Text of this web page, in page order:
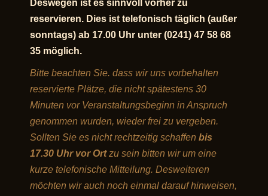
Deswegen ist es sinnvoll vorher zu
reservieren. Dies ist telefonisch täglich (außer
sonntags) ab 17.00 Uhr unter (0241) 47 58 68
35 möglich.
Bitte beachten Sie. dass wir uns vorbehalten
reservierte Plätze, die nicht spätestens 30
Minuten vor Veranstaltungsbeginn in Anspruch
genommen wurden, wieder frei zu vergeben.
Sollten Sie es nicht rechtzeitig schaffen bis
17.30 Uhr vor Ortzu sein bitten wir um eine
kurze telefonische Mitteilung. Desweiteren
möchten wir auch noch einmal darauf hinweisen,